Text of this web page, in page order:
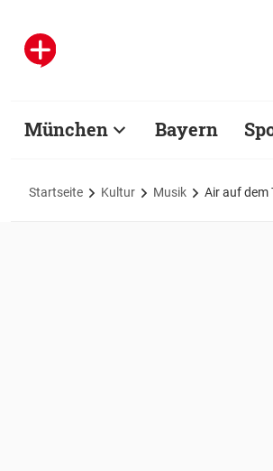
München Bayern
Startseite Kultur Musik Air auf dem